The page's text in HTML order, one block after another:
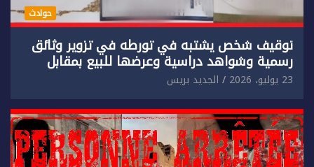
حوادث
توقيف شخص يشتبه في تورطه في تزوير وثائق
رسمية وشواهد دراسية وعرضها للبيع بمقابل
مادي.
23 يوليو، 2026 الجديد بريس